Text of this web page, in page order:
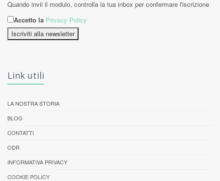
Quando invii il modulo, controlla la tua inbox per confermare l'iscrizione
Accetto la Privacy Policy
Iscriviti alla newsletter
Link utili
LA NOSTRA STORIA
BLOG
CONTATTI
ODR
INFORMATIVA PRIVACY
COOKIE POLICY